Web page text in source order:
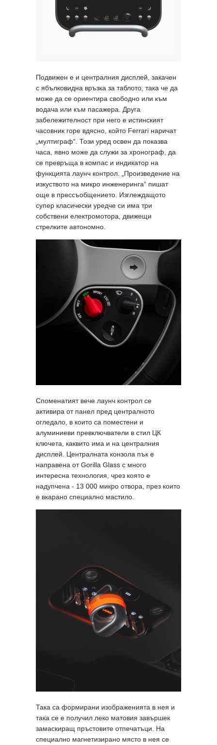
Подвижен е и централния дисплей, закачен
с ябълковидна връзка за таблото, така че да
може да се ориентира свободно или към
водача или към пасажера. Друга
забележителност при него е истинският
часовник горе вдясно, който Ferrari наричат
„мултиграф“. Този уред освен да показва
часа, явно може да служи за хронограф, да
се превръща в компас и индикатор на
функцията лаунч контрол. „Произведение на
изкуството на микро инженеринга“ пишат
още в прессъобщението. Изглеждащото
супер класически уредче си има три
собствени електромотора, движещи
стрелките автономно.
Споменатият вече лаунч контрол се
активира от панел пред централното
огледало, в които са поместени и
алуминиеви превключватели в стил ЦК
ключета, каквито има и на централния
дисплей. Централната конзола пък е
направена от Gorilla Glass с много
интересна технология, чрез която е
надупчена - 13 000 микро отвора, през които
е вкарано специално мастило.
Така са формирани изображенията в нея и
така се е получил леко матовия завършек
замаскиращ пръстовите отпечатъци. На
специално магнетизирано място в нея се